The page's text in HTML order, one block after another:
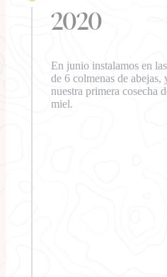
2020
En junio instalamos en
de 6 colmenas de
nuestra primera cosecha
miel.